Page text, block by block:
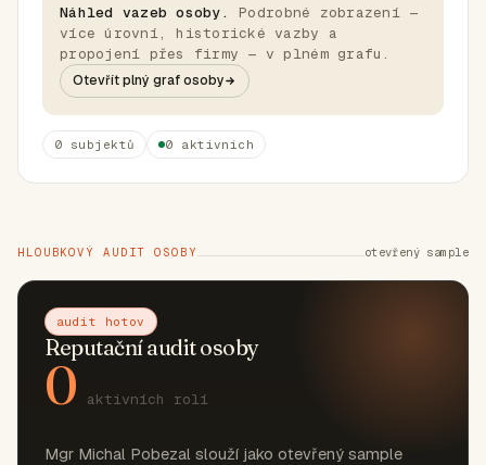
Náhled vazeb osoby.
Podrobné zobrazení —
více úrovní, historické vazby a
propojení přes firmy — v plném grafu.
Otevřít plný graf osoby
0 subjektů 0 aktivních
HLOUBKOVÝ AUDIT OSOBY otevřený sample
audit hotov
Reputační audit osoby
0 aktivních rolí
Mgr Michal Pobezal slouží jako otevřený sample